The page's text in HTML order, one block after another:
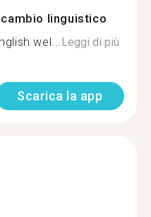
linguistico
wel... Leggi di più
Scarica la app